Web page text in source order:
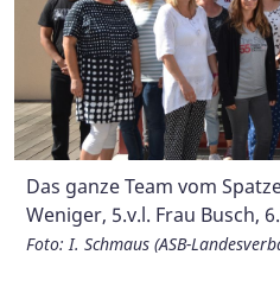
Das ganze Team vom
Weniger, 5.v.l. Frau Busch,
Foto: I. Schmaus (ASB-
Das ist unsere "Neue":
Cierpinski!
Foto: I. Schmaus (ASB-